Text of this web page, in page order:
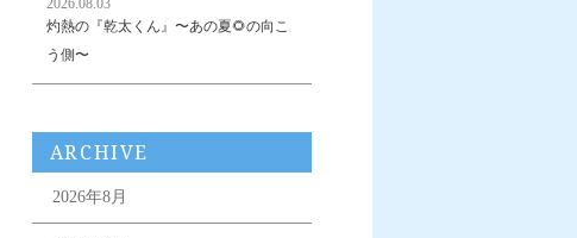
2026.08.03
灼熱の『乾太くん』〜あの夏🌻の向こ
う側〜
ARCHIVE
2026年8月